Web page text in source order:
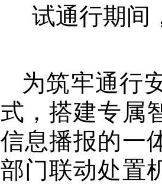
试通行期间
为筑牢通行
式，搭建专属
信息播报的一
部门联动处置